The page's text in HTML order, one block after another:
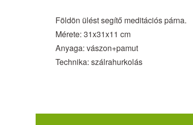
Földön ülést segítő meditációs párna.
Mérete: 31x31x11 cm
Anyaga: vászon+pamut
Technika: szálrahurkolás